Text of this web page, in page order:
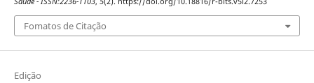
Fomatos de Citação
Edição